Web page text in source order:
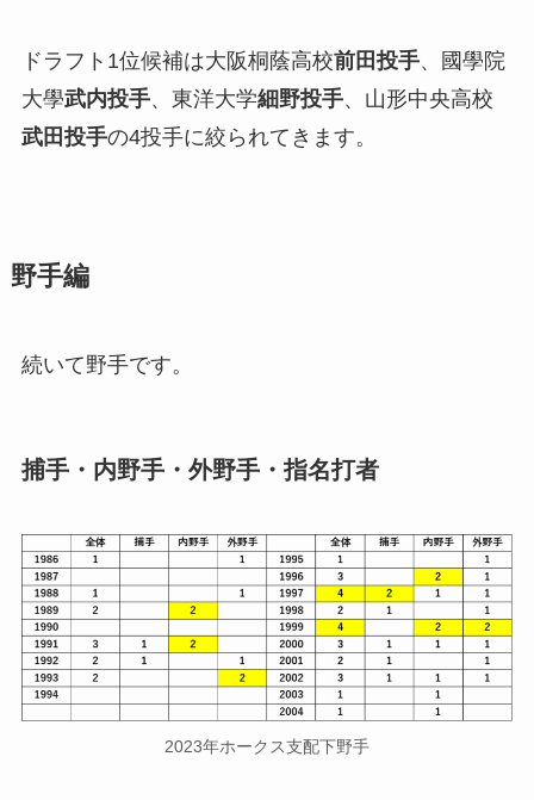
ドラフト1位候補は大阪桐蔭高校前田投手、國學院
大學武内投手、東洋大学細野投手、山形中央高校
武田投手の4投手に絞られてきます。
野手編
続いて野手です。
捕手・内野手・外野手・指名打者
2023年ホークス支配下野手